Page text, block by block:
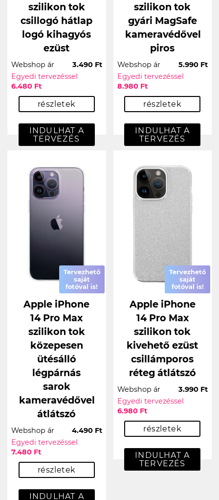
szilikon tok
csillogó hátlap
logó kihagyós
ezüst
Webshop ár
3.490 Ft
Egyedi tervezéssel
6.480 Ft
részletek
INDULHAT A
TERVEZÉS
szilikon tok
gyári MagSafe
kameravédővel
piros
Webshop ár
5.990 Ft
Egyedi tervezéssel
8.980 Ft
részletek
INDULHAT A
TERVEZÉS
Tervezhető
saját
fotóval is!
Apple iPhone
14 Pro Max
szilikon tok
közepesen
ütésálló
légpárnás
sarok
kameravédővel
átlátszó
Webshop ár
4.490 Ft
Egyedi tervezéssel
7.480 Ft
részletek
INDULHAT A
Tervezhető
saját
fotóval is!
Apple iPhone
14 Pro Max
szilikon tok
kivehető ezüst
csillámporos
réteg átlátszó
Webshop ár
3.990 Ft
Egyedi tervezéssel
6.980 Ft
részletek
INDULHAT A
TERVEZÉS